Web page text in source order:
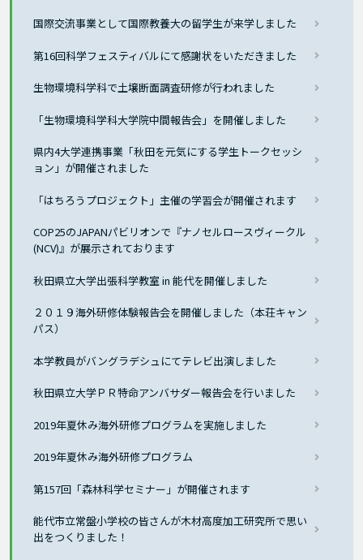
国際交流事業として国際教養大の留学生が来学しました
第16回科学フェスティバルにて感謝状をいただきました
生物環境科学科で土壌断面調査研修が行われました
「生物環境科学科大学院中間報告会」を開催しました
県内4大学連携事業「秋田を元気にする学生トークセッシ
ョン」が開催されました
「はちろうプロジェクト」主催の学習会が開催されます
COP25のJAPANパビリオンで『ナノセルロースヴィークル
(NCV)』が展示されております
秋田県立大学出張科学教室 in 能代を開催しました
２０１９海外研修体験報告会を開催しました（本荘キャン
パス）
本学教員がバングラデシュにてテレビ出演しました
秋田県立大学ＰＲ特命アンバサダー報告会を行いました
2019年夏休み海外研修プログラムを実施しました
2019年夏休み海外研修プログラム
第157回「森林科学セミナー」が開催されます
能代市立常盤小学校の皆さんが木材高度加工研究所で思い
出をつくりました！